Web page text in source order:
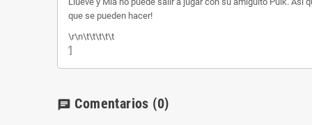
que se pueden hacer!
\r\n\t\t\t\t\t
']
chat Comentarios (0)